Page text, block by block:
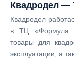
Квадродел —
Квадродел
в ТЦ «Формула
товары для
эксплуатации, а